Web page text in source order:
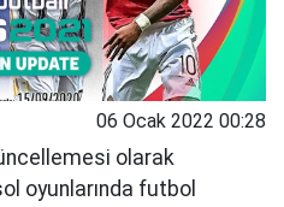
06 Ocak 2022 00:28
olarak
oyunlarında futbol